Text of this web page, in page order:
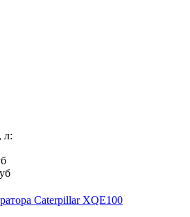
л:
Caterpillar XQE100